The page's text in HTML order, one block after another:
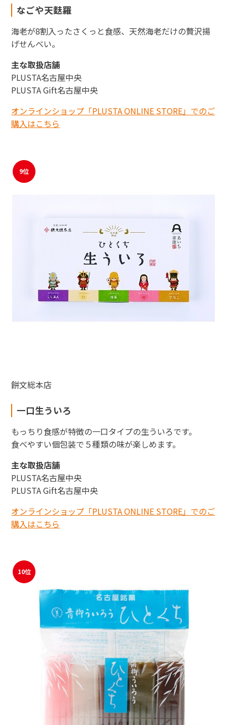
なごや天麩羅
海老が8割入ったさくっと食感、天然海老だけの贅沢揚
げせんべい。
主な取扱店舗
PLUSTA名古屋中央
PLUSTA Gift名古屋中央
オンラインショップ「PLUSTA ONLINE STORE」でのご
購入はこちら
9位
餅文総本店
一口生ういろ
もっちり食感が特徴の一口タイプの生ういろです。
食べやすい個包装で５種類の味が楽しめます。
主な取扱店舗
PLUSTA名古屋中央
PLUSTA Gift名古屋中央
オンラインショップ「PLUSTA ONLINE STORE」でのご
購入はこちら
10位